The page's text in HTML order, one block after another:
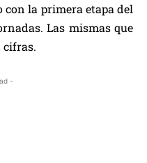
con la primera etapa del
Las mismas que
cifras.
-